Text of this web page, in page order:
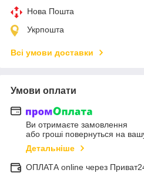
Нова Пошта
Укрпошта
Всі умови доставки
Умови оплати
Ви отримаєте замовлення
або гроші повернуться на
Детальніше
ОПЛАТА online через